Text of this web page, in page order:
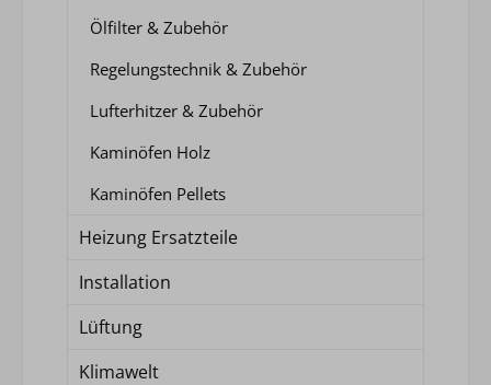
Ölfilter & Zubehör
Regelungstechnik & Zubehör
Lufterhitzer & Zubehör
Kaminöfen Holz
Kaminöfen Pellets
Heizung Ersatzteile
Installation
Lüftung
Klimawelt